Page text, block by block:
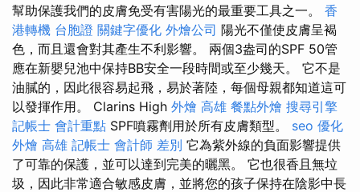
幫助保護我們的皮膚免受有害陽光的最重要工具之一。 香
港轉機 台胞證 關鍵字優化 外燴公司 陽光不僅使皮膚呈褐
色，而且還會對其產生不利影響。 兩個3盎司的SPF 50管
應在新嬰兒池中保持BB安全一段時間或至少幾天。 它不是
油膩的，因此很容易起飛，易於著陸，每個母親都知道這可
以發揮作用。 Clarins High 外燴 高雄 餐點外燴 搜尋引擎
記帳士 會計重點 SPF噴霧劑用於所有皮膚類型。 seo 優化
外燴 高雄 記帳士 會計師 差別 它為紫外線的負面影響提供
了可靠的保護，並可以達到完美的曬黑。 它也很香且無垃
圾，因此非常適合敏感皮膚，並將您的孩子保持在陰影中長